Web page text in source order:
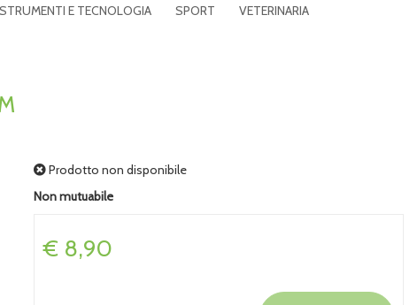
STRUMENTI E TECNOLOGIA SPORT VETERINARIA
Prodotto non disponibile
Non mutuabile
Prezzo
€ 8,90